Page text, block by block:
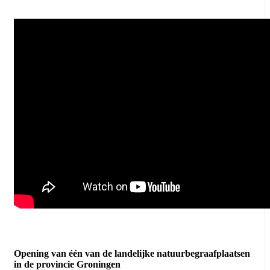
Opening van één van de landelijke natuurbegraafplaatsen
in de provincie Groningen